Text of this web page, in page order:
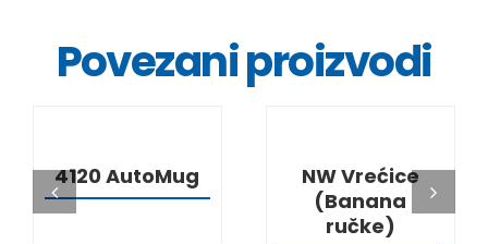
Povezani proizvodi
4120 AutoMug
NW Vrećice
(Banana
ručke)